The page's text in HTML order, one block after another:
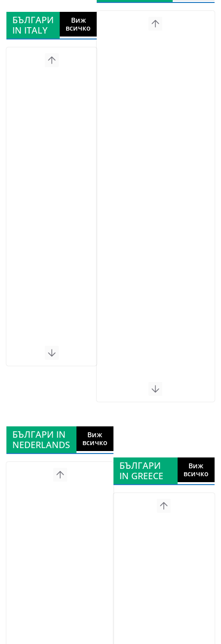
БЪЛГАРИ
IN ITALY
Виж
всичко
БЪЛГАРИ IN
NEDERLANDS
Виж
всичко
БЪЛГАРИ
IN GREECE
Виж
всичко